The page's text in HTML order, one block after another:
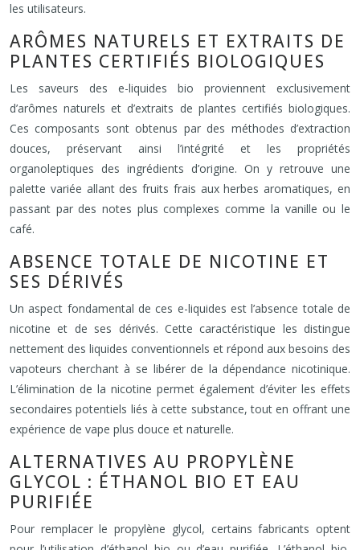
les utilisateurs.
ARÔMES NATURELS ET EXTRAITS DE
PLANTES CERTIFIÉS BIOLOGIQUES
Les saveurs des e-liquides bio proviennent exclusivement
d’arômes naturels et d’extraits de plantes certifiés biologiques.
Ces composants sont obtenus par des méthodes d’extraction
douces, préservant ainsi l’intégrité et les propriétés
organoleptiques des ingrédients d’origine. On y retrouve une
palette variée allant des fruits frais aux herbes aromatiques, en
passant par des notes plus complexes comme la vanille ou le
café.
ABSENCE TOTALE DE NICOTINE ET
SES DÉRIVÉS
Un aspect fondamental de ces e-liquides est l’absence totale de
nicotine et de ses dérivés. Cette caractéristique les distingue
nettement des liquides conventionnels et répond aux besoins des
vapoteurs cherchant à se libérer de la dépendance nicotinique.
L’élimination de la nicotine permet également d’éviter les effets
secondaires potentiels liés à cette substance, tout en offrant une
expérience de vape plus douce et naturelle.
ALTERNATIVES AU PROPYLÈNE
GLYCOL : ÉTHANOL BIO ET EAU
PURIFIÉE
Pour remplacer le propylène glycol, certains fabricants optent